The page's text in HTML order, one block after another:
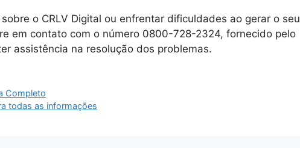
o CRLV Digital ou enfrentar dificuldades ao gerar o seu
em contato com o número 0800-728-2324, fornecido pelo
assistência na resolução dos problemas.
Completo
todas as informações